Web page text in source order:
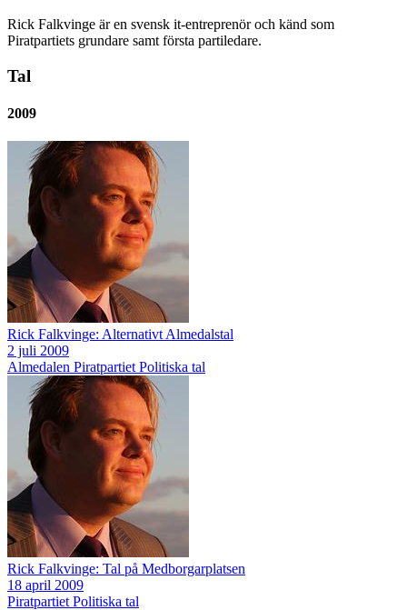
Rick Falkvinge är en svensk it-entreprenör och känd som
Piratpartiets grundare samt första partiledare.
Tal
2009
Rick Falkvinge: Alternativt Almedalstal
2 juli 2009
Almedalen Piratpartiet Politiska tal
Rick Falkvinge: Tal på Medborgarplatsen
18 april 2009
Piratpartiet Politiska tal